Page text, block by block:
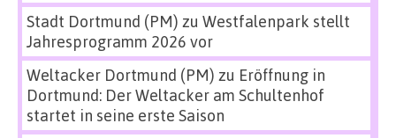
Stadt Dortmund (PM) zu Westfalenpark stellt
Jahresprogramm 2026 vor
Weltacker Dortmund (PM) zu Eröffnung in
Dortmund: Der Weltacker am Schultenhof
startet in seine erste Saison